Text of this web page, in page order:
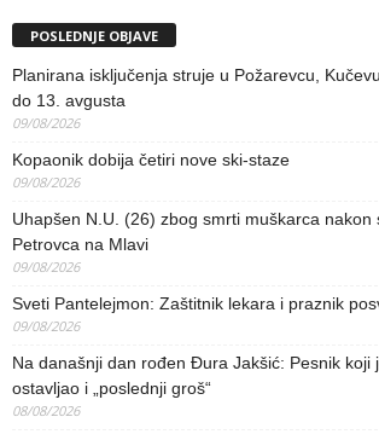
POSLEDNJE OBJAVE
Planirana isključenja struje u Požarevcu,
do 13. avgusta
09/08/2026
Kopaonik dobija četiri nove ski-staze
09/08/2026
Uhapšen N.U. (26) zbog smrti muškarca nakon
Petrovca na Mlavi
09/08/2026
Sveti Pantelejmon: Zaštitnik lekara i praznik
09/08/2026
Na današnji dan rođen Đura Jakšić: Pesnik koji
ostavljao i „poslednji groš“
08/08/2026